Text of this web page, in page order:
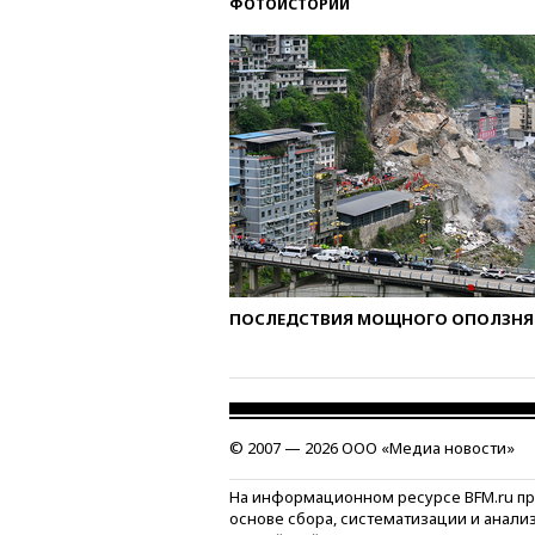
ФОТОИСТОРИИ
ПОСЛЕДСТВИЯ МОЩНОГО ОПОЛЗНЯ
© 2007 — 2026 ООО «Медиа новости»
На информационном ресурсе BFM.ru
основе сбора, систематизации и